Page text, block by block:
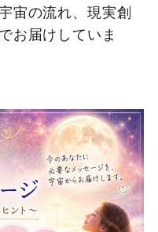
宙の流れ、現実創
お届けしていま